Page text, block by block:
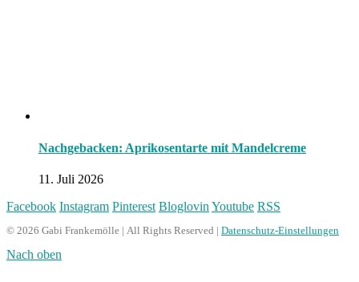
Nachgebacken: Aprikosentarte mit Mandelcreme
11. Juli 2026
Facebook Instagram Pinterest Bloglovin Youtube RSS
© 2026 Gabi Frankemölle | All Rights Reserved | Datenschutz-Einstellungen
Nach oben